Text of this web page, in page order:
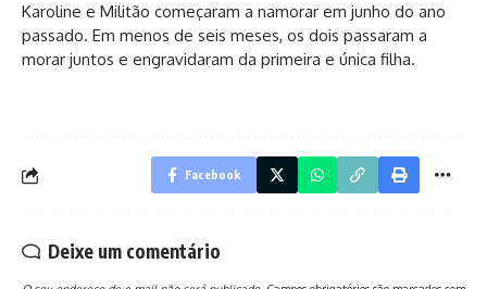
Karoline e Militão começaram a namorar em junho do ano
passado. Em menos de seis meses, os dois passaram a
morar juntos e engravidaram da primeira e única filha.
Facebook
Deixe um comentário